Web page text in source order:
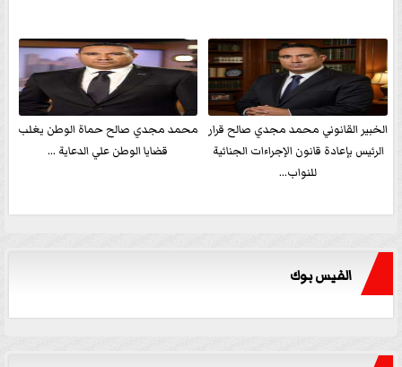
الخبير القانوني محمد مجدي صالح قرار
الرئيس بإعادة قانون الإجراءات الجنائية
للنواب...
محمد مجدي صالح حماة الوطن يغلب
قضايا الوطن علي الدعاية ...
الفيس بوك